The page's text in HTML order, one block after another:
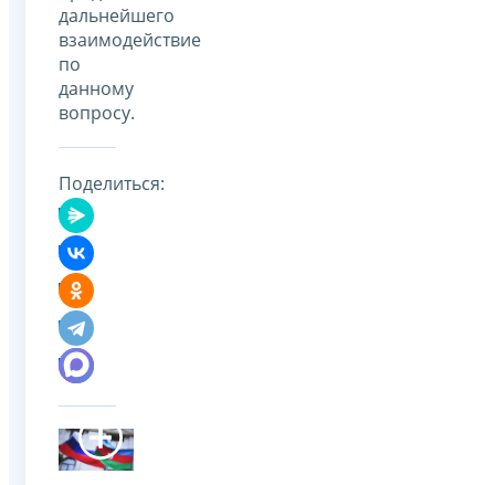
дальнейшего
взаимодействие
по
данному
вопросу.
Поделиться: